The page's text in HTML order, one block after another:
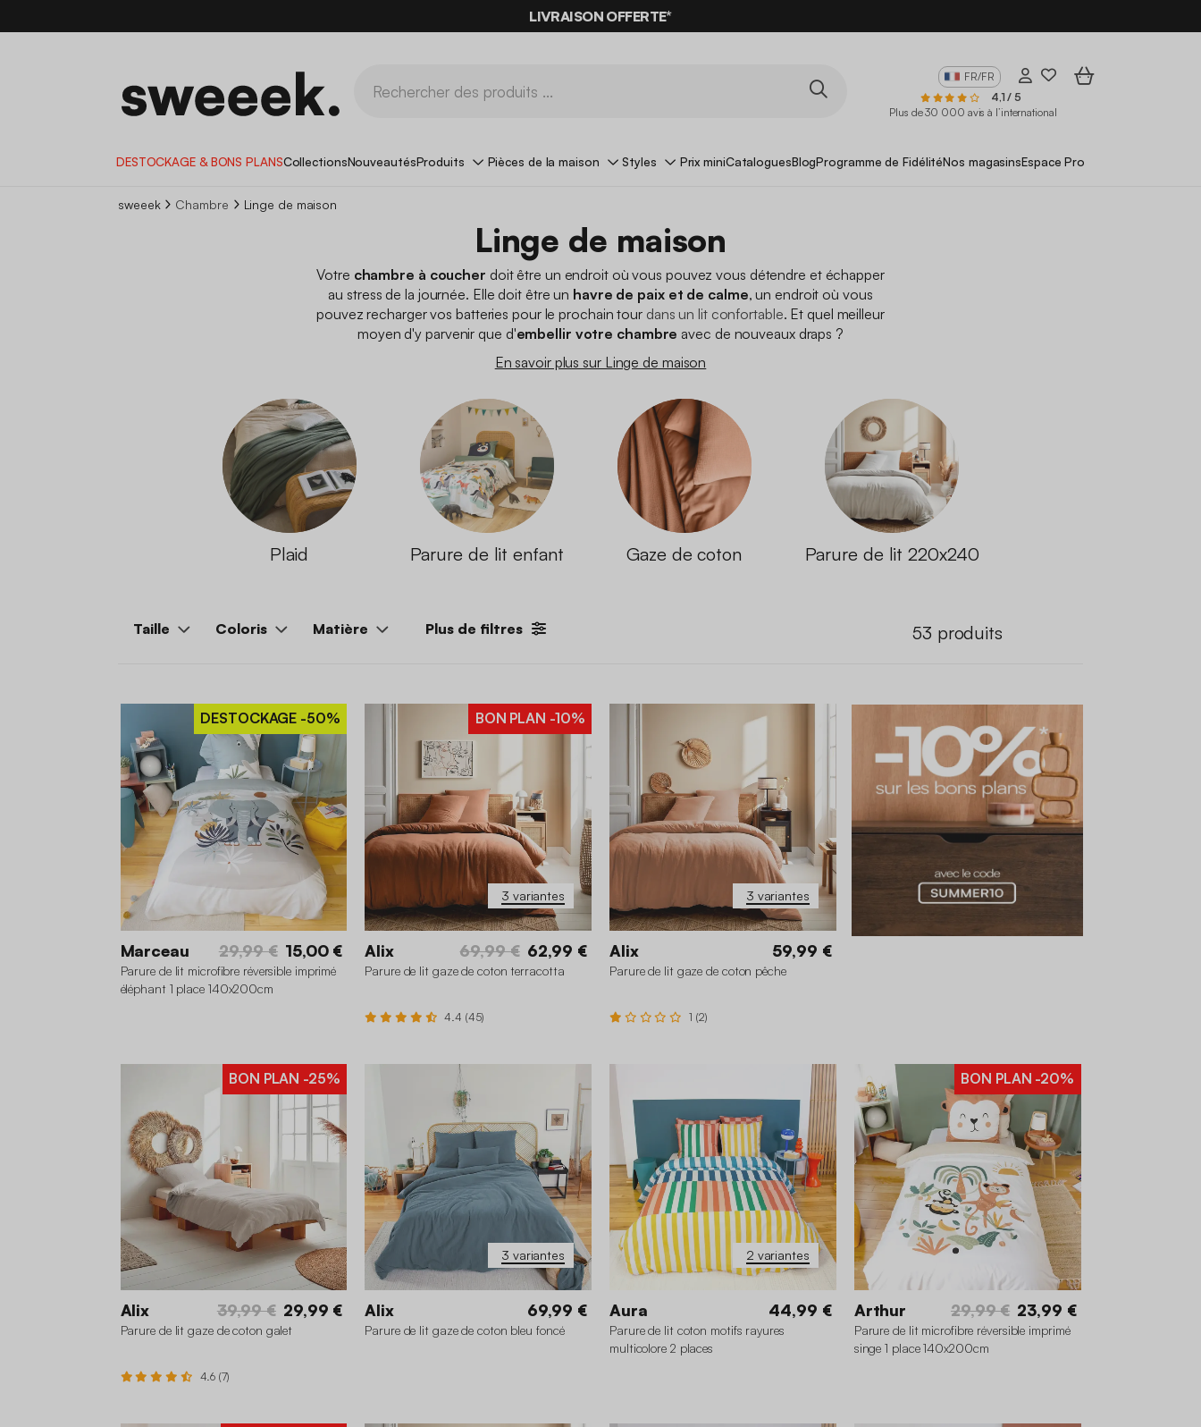
LIVRAISON OFFERTE*
FR/FR
4,1 / 5
Plus de 30 000 avis à l’international
DESTOCKAGE & BONS PLANSCollectionsNouveautésProduits Pièces de la maison Styles Prix miniCataloguesBlogProgramme de FidélitéNos magasinsEspace Pro
sweeek Chambre Linge de maison
Linge de maison
Votre chambre à coucher doit être un endroit où vous pouvez vous détendre et échapper
au stress de la journée. Elle doit être un havre de paix et de calme, un endroit où vous
pouvez recharger vos batteries pour le prochain tour dans un lit confortable. Et quel meilleur
moyen d'y parvenir que d'embellir votre chambre avec de nouveaux draps ?
En savoir plus sur Linge de maison
Plaid Parure de lit enfant Gaze de coton Parure de lit 220x240
Taille Coloris Matière Plus de filtres 53 produits
DESTOCKAGE -50%
Marceau 29,99 € 15,00 €
Parure de lit microfibre réversible imprimé
éléphant 1 place 140x200cm
260 x 240 cm
240 x 220 cm
3 variantes
BON PLAN -10%
Alix 69,99 € 62,99 €
Parure de lit gaze de coton terracotta
4.4 (45)
140 x 200 cm
260 x 240 cm
3 variantes
Alix 59,99 €
Parure de lit gaze de coton pêche
1 (2)
BON PLAN -25%
Alix 39,99 € 29,99 €
Parure de lit gaze de coton galet
4.6 (7)
3 variantes
Alix 69,99 €
Parure de lit gaze de coton bleu foncé
2 variantes
Aura 44,99 €
Parure de lit coton motifs rayures
multicolore 2 places
BON PLAN -20%
Arthur 29,99 € 23,99 €
Parure de lit microfibre réversible imprimé
singe 1 place 140x200cm